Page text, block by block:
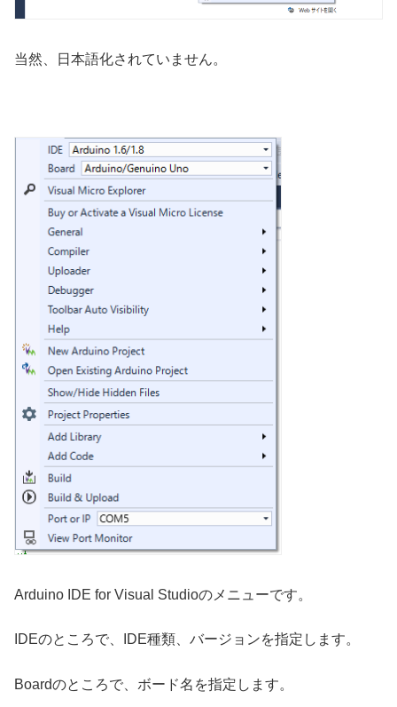
当然、日本語化されていません。
Arduino IDE for Visual Studioのメニューです。
IDEのところで、IDE種類、バージョンを指定します。
Boardのところで、ボード名を指定します。